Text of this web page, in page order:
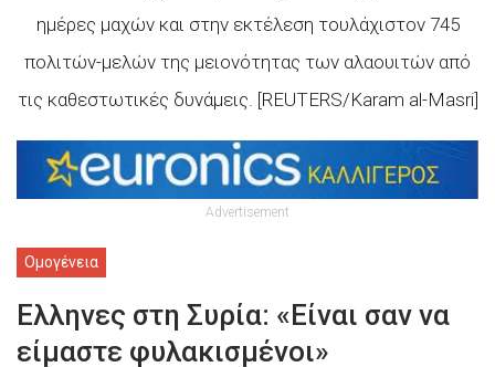
ημέρες μαχών και στην εκτέλεση τουλάχιστον 745
πολιτών-μελών της μειονότητας των αλαουιτών από
τις καθεστωτικές δυνάμεις. [REUTERS/Karam al-Masri]
Advertisement
Ομογένεια
Ελληνες στη Συρία: «Είναι σαν να
είμαστε φυλακισμένοι»